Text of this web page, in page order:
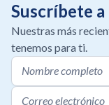
Suscríbete
Nuestras más
tenemos para ti.